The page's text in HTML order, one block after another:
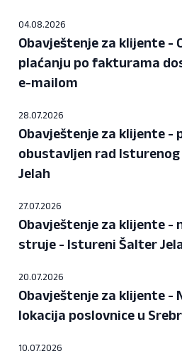
04.08.2026
Obavještenje za klijente -
plaćanju po fakturama
e-mailom
28.07.2026
Obavještenje za klijente -
obustavljen rad
Jelah
27.07.2026
Obavještenje za klijente -
struje - Istureni Šalter
20.07.2026
Obavještenje za klijente -
lokacija poslovnice u
10.07.2026